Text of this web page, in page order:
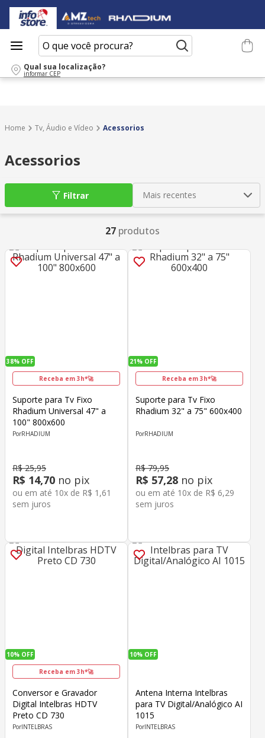
O que você procura?
Qual sua localização?
informar CEP
Tv, Áudio e Vídeo Acessorios
Acessorios
Mais recentes
Filtrar
27 produtos
38% OFF
Receba em 3h*🚀
Suporte para Tv Fixo
Rhadium Universal 47" a
100" 800x600
RHADIUM
R$ 25,95
R$ 14,70 no pix
ou em até 10x de R$ 1 ,61
sem juros
21% OFF
Receba em 3h*🚀
Suporte para Tv Fixo
Rhadium 32" a 75" 600x400
RHADIUM
R$ 79,95
R$ 57,28 no pix
ou em até 10x de R$ 6,29
sem juros
10% OFF
Receba em 3h*🚀
Conversor e Gravador
Digital Intelbras HDTV
Preto CD 730
INTELBRAS
10% OFF
Antena Interna Intelbras
para TV Digital/Analógico AI
1015
INTELBRAS